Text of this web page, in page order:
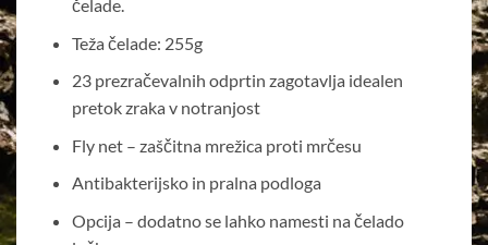
čelade.
Teža čelade: 255g
23 prezračevalnih odprtin zagotavlja idealen
pretok zraka v notranjost
Fly net – zaščitna mrežica proti mrčesu
Antibakterijsko in pralna podloga
Opcija – dodatno se lahko namesti na čelado